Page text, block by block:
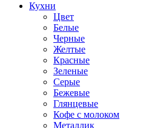
Кухни
Цвет
Белые
Черные
Желтые
Красные
Зеленые
Серые
Бежевые
Глянцевые
Кофе с молоком
Металлик